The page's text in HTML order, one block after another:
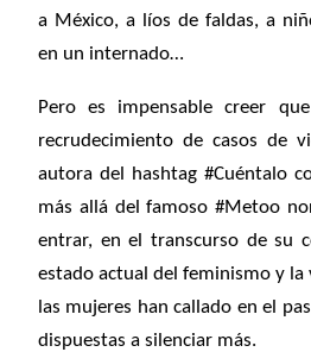
a México, a líos de faldas, a
en un internado…
Pero es impensable creer
recrudecimiento de casos de
autora del hashtag #Cuéntalo
más allá del famoso #Metoo
entrar, en el transcurso de su
estado actual del feminismo y la
las mujeres han callado en el
dispuestas a silenciar más.